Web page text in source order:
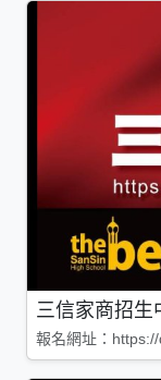
三信家商招生
報名網址：